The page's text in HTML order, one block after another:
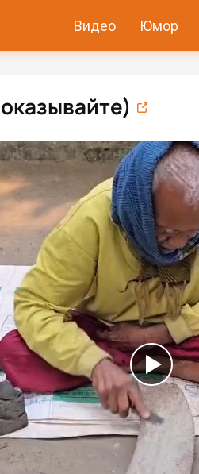
Видео Юмор